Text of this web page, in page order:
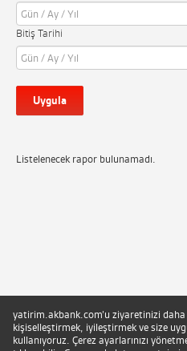
Bitiş Tarihi
Uygula
Listelenecek rapor bulunamadı.